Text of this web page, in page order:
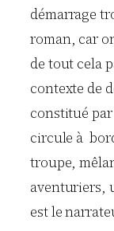
démarrage
roman, car
de tout cela
contexte de
constitué
circule à
troupe,
aventuriers,
est le